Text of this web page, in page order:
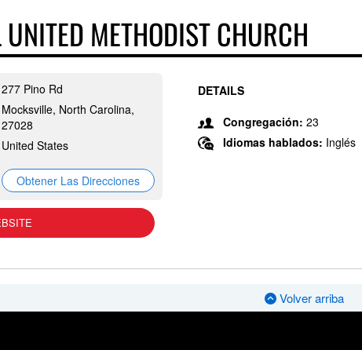
METHODIST CHURCH
277 Pino Rd
Mocksville, North Carolina,
27028
United States
Obtener Las Direcciones
DETAILS
Congregación: 23
Idiomas hablados: Inglés
Volver arriba